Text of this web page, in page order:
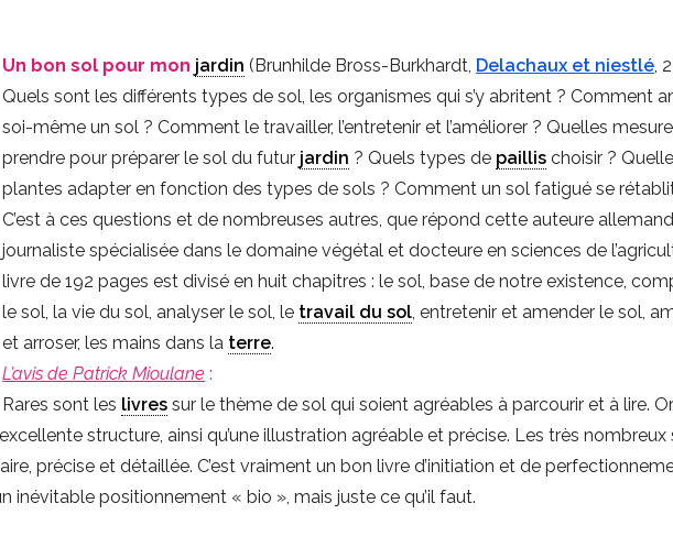
Un bon sol pour mon jardin (Brunhilde Bross-Burkhardt, Delachaux et niestlé,
Quels sont les différents types de sol, les organismes qui s’y abritent ? Comment
soi-même un sol ? Comment le travailler, l’entretenir et l’améliorer ? Quelles
prendre pour préparer le sol du futur jardin ? Quels types de paillis choisir ?
plantes adapter en fonction des types de sols ? Comment un sol fatigué se
C’est à ces questions et de nombreuses autres, que répond cette auteure
journaliste spécialisée dans le domaine végétal et docteure en sciences de
livre de 192 pages est divisé en huit chapitres : le sol, base de notre existence,
le sol, la vie du sol, analyser le sol, le travail du sol, entretenir et amender le sol,
et arroser, les mains dans la terre.
L’avis de Patrick Mioulane :
Rares sont les livres sur le thème de sol qui soient agréables à parcourir et à lire.
structure, ainsi qu’une illustration agréable et précise. Les très nombreux
précise et détaillée. C’est vraiment un bon livre d’initiation et de
inévitable positionnement « bio », mais juste ce qu’il faut.